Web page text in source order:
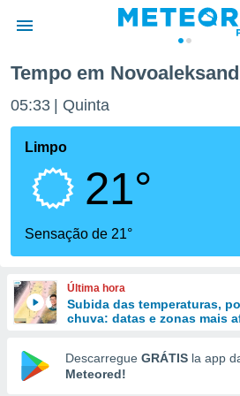
da
foi
fornecidas
a este
das
e
forma
digital
Tempo em
05:33 Quinta
Limpo
21°
Sensação de 21°
Última hora
Subida das temperaturas,
chuva: datas e zonas mais
Descarregue GRÁTIS la app
Meteored!